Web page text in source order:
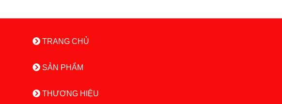
TRANG CHỦ
SẢN PHẨM
THƯƠNG HIỆU